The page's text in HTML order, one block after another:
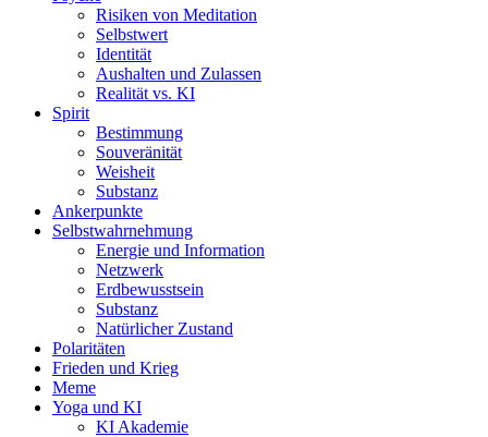
Risiken von Meditation
Selbstwert
Identität
Aushalten und Zulassen
Realität vs. KI
Spirit
Bestimmung
Souveränität
Weisheit
Substanz
Ankerpunkte
Selbstwahrnehmung
Energie und Information
Netzwerk
Erdbewusstsein
Substanz
Natürlicher Zustand
Polaritäten
Frieden und Krieg
Meme
Yoga und KI
KI Akademie